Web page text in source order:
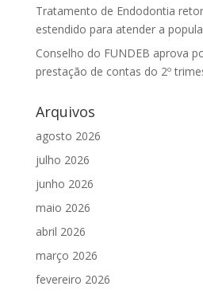
Tratamento de Endodontia
estendido para atender a
Conselho do FUNDEB aprova
prestação de contas do 2º
Arquivos
agosto 2026
julho 2026
junho 2026
maio 2026
abril 2026
março 2026
fevereiro 2026